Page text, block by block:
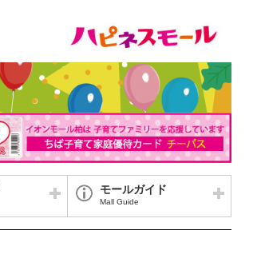
モールガイド
Mall Guide